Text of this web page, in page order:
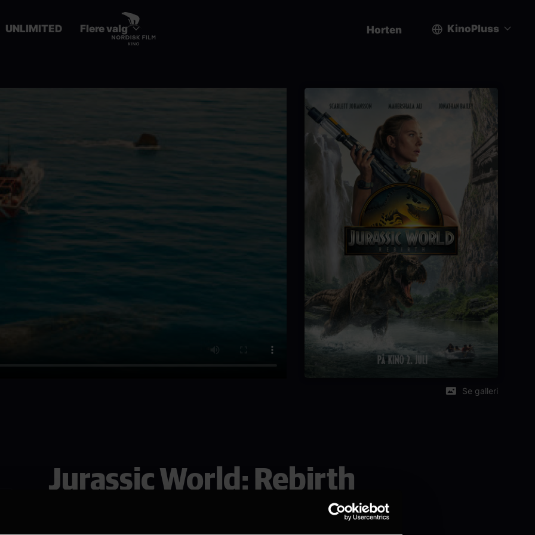
UNLIMITED Flere valg Horten
account
menu
KinoPluss
Se galleri
Jurassic World: Rebirth